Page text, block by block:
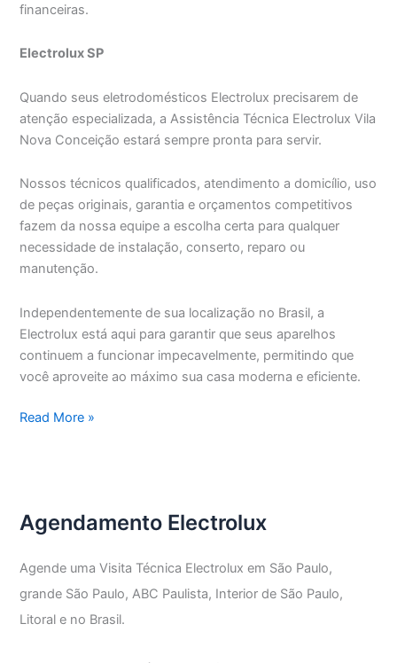
financeiras.
Electrolux SP
Quando seus eletrodomésticos Electrolux precisarem de
atenção especializada, a Assistência Técnica Electrolux Vila
Nova Conceição estará sempre pronta para servir.
Nossos técnicos qualificados, atendimento a domicílio, uso
de peças originais, garantia e orçamentos competitivos
fazem da nossa equipe a escolha certa para qualquer
necessidade de instalação, conserto, reparo ou
manutenção.
Independentemente de sua localização no Brasil, a
Electrolux está aqui para garantir que seus aparelhos
continuem a funcionar impecavelmente, permitindo que
você aproveite ao máximo sua casa moderna e eficiente.
Assistência
Conceição
Read More »
Agendamento Electrolux
Agende uma Visita Técnica Electrolux em São Paulo,
grande São Paulo, ABC Paulista, Interior de São Paulo,
Litoral e no Brasil.